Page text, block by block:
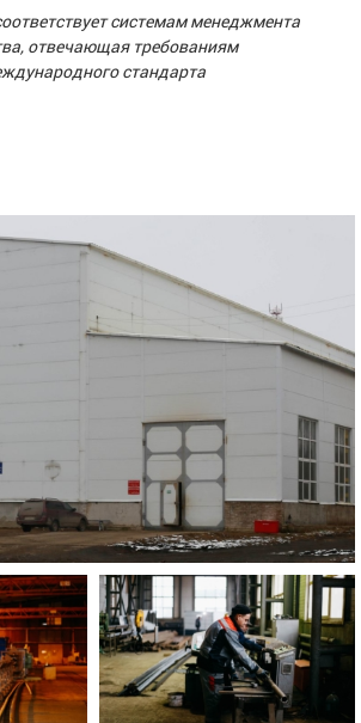
системам менеджмента
отвечающая требованиям
стандарта